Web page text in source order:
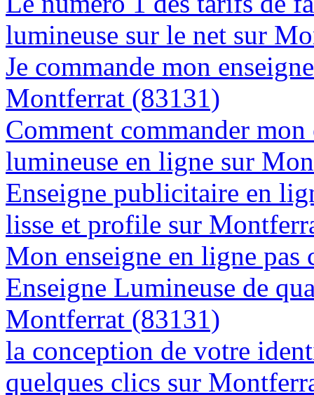
lumineuse sur le net sur
Je commande mon
Montferrat (83131)
Comment commander
lumineuse en ligne sur
Enseigne publicitaire en
lisse et profile sur
Mon enseigne en ligne
Enseigne Lumineuse de
Montferrat (83131)
la conception de votre
quelques clics sur